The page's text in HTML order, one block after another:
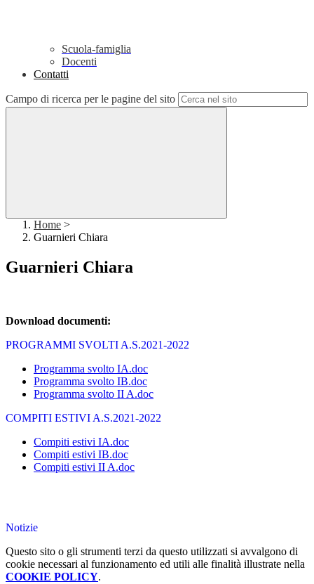
Scuola-famiglia
Docenti
Contatti
Campo di ricerca per le pagine del sito
Home >
Guarnieri Chiara
Guarnieri Chiara
Download documenti:
PROGRAMMI SVOLTI A.S.2021-2022
Programma svolto IA.doc
Programma svolto IB.doc
Programma svolto II A.doc
COMPITI ESTIVI A.S.2021-2022
Compiti estivi IA.doc
Compiti estivi IB.doc
Compiti estivi II A.doc
Notizie
Questo sito o gli strumenti terzi da questo utilizzati si avvalgono di
cookie necessari al funzionamento ed utili alle finalità illustrate nella
COOKIE POLICY.